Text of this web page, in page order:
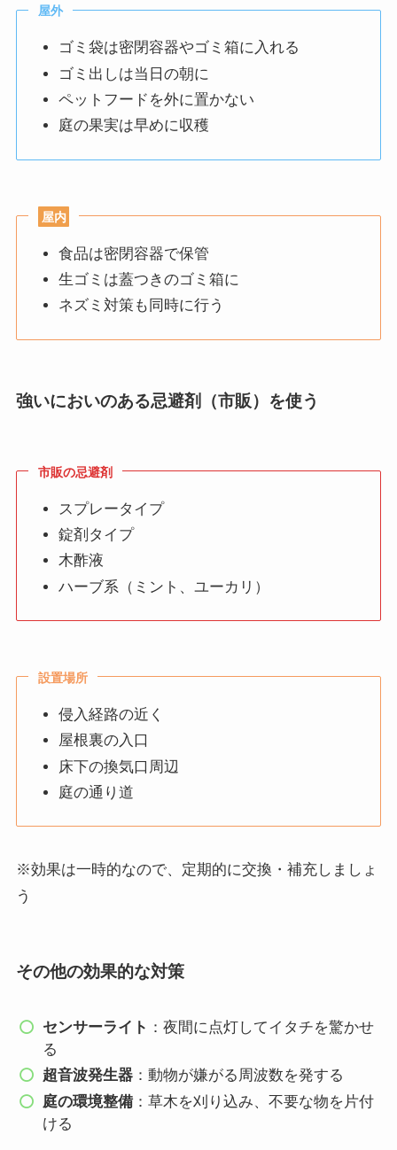
屋外
ゴミ袋は密閉容器やゴミ箱に入れる
ゴミ出しは当日の朝に
ペットフードを外に置かない
庭の果実は早めに収穫
屋内
食品は密閉容器で保管
生ゴミは蓋つきのゴミ箱に
ネズミ対策も同時に行う
強いにおいのある忌避剤（市販）を使う
市販の忌避剤
スプレータイプ
錠剤タイプ
木酢液
ハーブ系（ミント、ユーカリ）
設置場所
侵入経路の近く
屋根裏の入口
床下の換気口周辺
庭の通り道
※効果は一時的なので、定期的に交換・補充しましょ
う
その他の効果的な対策
センサーライト ：夜間に点灯してイタチを驚かせ
る
超音波発生器：動物が嫌がる周波数を発する
庭の環境整備：草木を刈り込み、不要な物を片付
ける